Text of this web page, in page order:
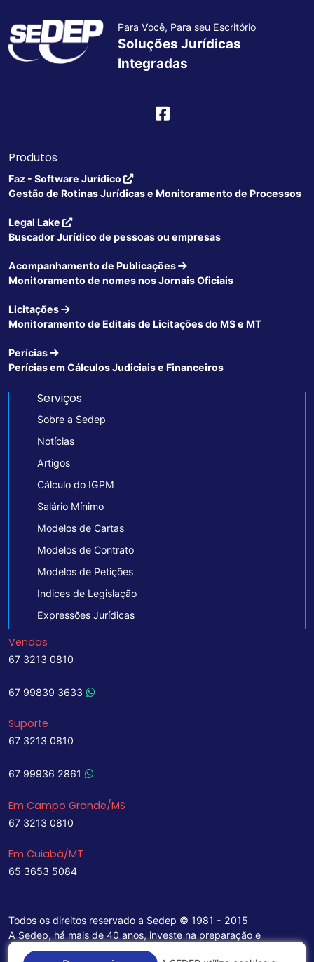
Para Você, Para seu Escritório
Soluções Jurídicas
Integradas
Produtos
Faz - Software Jurídico
Gestão de Rotinas Jurídicas e Monitoramento de Processos
Legal Lake
Buscador Jurídico de pessoas ou empresas
Acompanhamento de Publicações
Monitoramento de nomes nos Jornais Oficiais
Licitações
Monitoramento de Editais de Licitações do MS e MT
Perícias
Perícias em Cálculos Judiciais e Financeiros
Serviços
Sobre a Sedep
Notícias
Artigos
Cálculo do IGPM
Salário Mínimo
Modelos de Cartas
Modelos de Contrato
Modelos de Petições
Indices de Legislação
Expressões Jurídicas
Vendas
67 3213 0810
67 99839 3633
Suporte
67 3213 0810
67 99936 2861
Em Campo Grande/MS
67 3213 0810
Em Cuiabá/MT
65 3653 5084
Todos os direitos reservado a Sedep © 1981 - 2015
A Sedep, há mais de 40 anos, investe na preparação e
treinamento de funcionários e na aquisição de tecnologia de